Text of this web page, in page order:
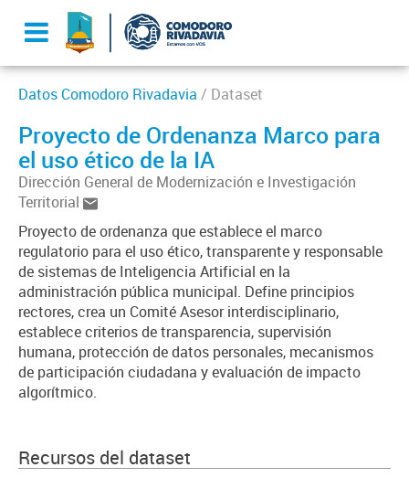
Datos Comodoro Rivadavia / Dataset
Proyecto de Ordenanza Marco para
el uso ético de la IA
Dirección General de Modernización e Investigación
Territorial
Proyecto de ordenanza que establece el marco
regulatorio para el uso ético, transparente y responsable
de sistemas de Inteligencia Artificial en la
administración pública municipal. Define principios
rectores, crea un Comité Asesor interdisciplinario,
establece criterios de transparencia, supervisión
humana, protección de datos personales, mecanismos
de participación ciudadana y evaluación de impacto
algorítmico.
Recursos del dataset